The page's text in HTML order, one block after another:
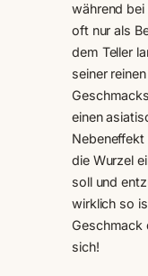
während
oft nur als
dem Teller
seiner
einen
die Wurzel
soll und
wirklich so
Geschmack
sich!